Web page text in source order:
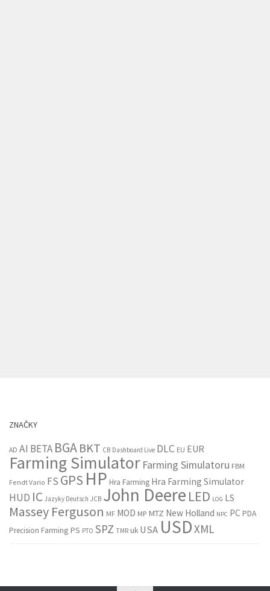
ZNAČKY
AD AI BETA BGABKT CB Dashboard Live DLC EU EUR
Farming Simulator Farming Simulatoru FBM
Fendt Vario FS GPS HP Hra Farming Hra Farming Simulator
HUD IC Jazyky Deutsch JCB John Deere LED LOG LS
Massey Ferguson MF MOD MP MTZ New Holland NPC PC PDA
Precision Farming PS PTO SPZ TMR uk USA USDXML